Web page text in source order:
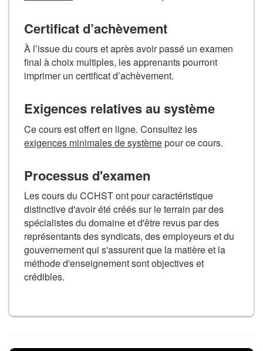
Certificat d’achèvement
À l’issue du cours et après avoir passé un examen
final à choix multiples, les apprenants pourront
imprimer un certificat d’achèvement.
Exigences relatives au système
Ce cours est offert en ligne. Consultez les
exigences minimales de systèmepour ce cours.
Processus d'examen
Les cours du CCHST ont pour caractéristique
distinctive d'avoir été créés sur le terrain par des
spécialistes du domaine et d'être revus par des
représentants des syndicats, des employeurs et du
gouvernement qui s'assurent que la matière et la
méthode d'enseignement sont objectives et
crédibles.